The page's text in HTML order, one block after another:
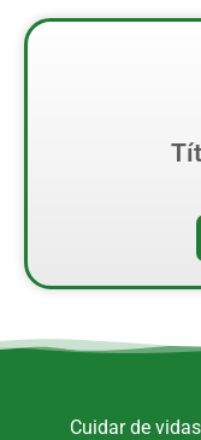
Cuidar de